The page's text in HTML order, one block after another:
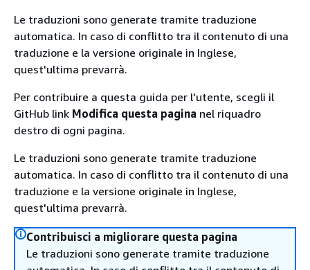
Le traduzioni sono generate tramite traduzione
automatica. In caso di conflitto tra il contenuto di una
traduzione e la versione originale in Inglese,
quest'ultima prevarrà.
Per contribuire a questa guida per l'utente, scegli il
GitHub link Modifica questa pagina nel riquadro
destro di ogni pagina.
Le traduzioni sono generate tramite traduzione
automatica. In caso di conflitto tra il contenuto di una
traduzione e la versione originale in Inglese,
quest'ultima prevarrà.
Contribuisci a migliorare questa pagina
Le traduzioni sono generate tramite traduzione